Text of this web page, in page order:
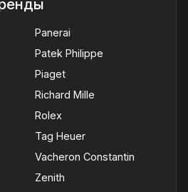
Panerai
Patek Philippe
Piaget
Richard Mille
Rolex
Tag Heuer
Vacheron Constantin
Zenith